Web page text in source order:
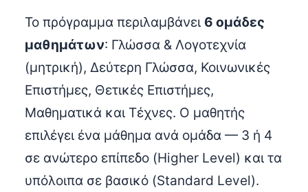
Το πρόγραμμα περιλαμβάνει 6 ομάδες
μαθημάτων: Γλώσσα & Λογοτεχνία
(μητρική), Δεύτερη Γλώσσα, Κοινωνικές
Επιστήμες, Θετικές Επιστήμες,
Μαθηματικά και Τέχνες. Ο μαθητής
επιλέγει ένα μάθημα ανά ομάδα — 3 ή 4
σε ανώτερο επίπεδο (Higher Level) και τα
υπόλοιπα σε βασικό (Standard Level).